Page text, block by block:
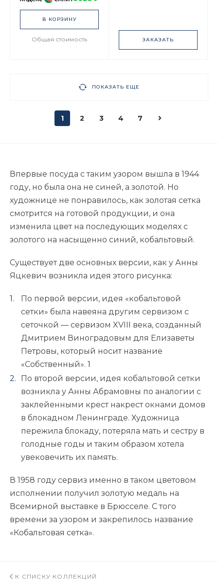
В КОРЗИНУ
Общая стоимость ЗАКАЗАТЬ
ПОКАЗАТЬ ЕЩЕ
1 2 3 4 7
Впервые посуда с таким узором вышла в 1944
году, но была она не синей, а золотой. Но
художнице не понравилось, как золотая сетка
смотрится на готовой продукции, и она
изменила цвет на последующих моделях с
золотого на насыщенно синий, кобальтовый.
Существует две основных версии, как у Анны
Яцкевич возникла идея этого рисунка:
По первой версии, идея «кобальтовой
сетки» была навеяна другим сервизом с
сеточкой — сервизом XVIII века, созданный
Дмитрием Виноградовым для Елизаветы
Петровы, который носит название
«Собственный». 1
По второй версии, идея кобальтовой сетки
возникла у Анны Абрамовны по аналогии с
заклейенными крест накрест окнами домов
в блокадном Ленинграде. Художница
пережила блокаду, потеряла мать и сестру в
голодные годы и таким образом хотела
увековечить их память.
В 1958 году сервиз именно в таком цветовом
исполнении получил золотую медаль на
Всемирной выставке в Брюсселе. С того
времени за узором и закрепилось название
«Кобальтовая сетка».
К СПИСКУ КОЛЛЕКЦИЙ